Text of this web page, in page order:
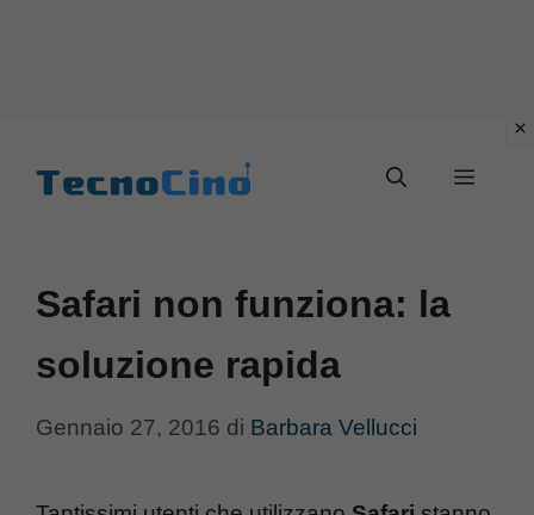
Menu
Safari non funziona: la
soluzione rapida
Gennaio 27, 2016 di Barbara Vellucci